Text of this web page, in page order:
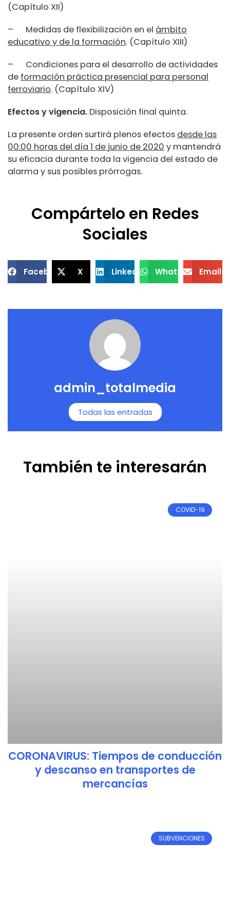
(Capítulo XII)
– Medidas de flexibilización en el ámbito
educativo y de la formación. (Capítulo XIII)
– Condiciones para el desarrollo de actividades
de formación práctica presencial para personal
ferroviario. (Capítulo XIV)
Efectos y vigencia. Disposición final quinta.
La presente orden surtirá plenos efectos desde las
00:00 horas del día 1 de junio de 2020 y mantendrá
su eficacia durante toda la vigencia del estado de
alarma y sus posibles prórrogas.
Compártelo en Redes
Sociales
Facebook X LinkedIn WhatsApp Email
admin_totalmedia
Todas las entradas
También te interesarán
COVID-19
CORONAVIRUS: Tiempos de conducción
y descanso en transportes de
mercancías
SUBVENCIONES